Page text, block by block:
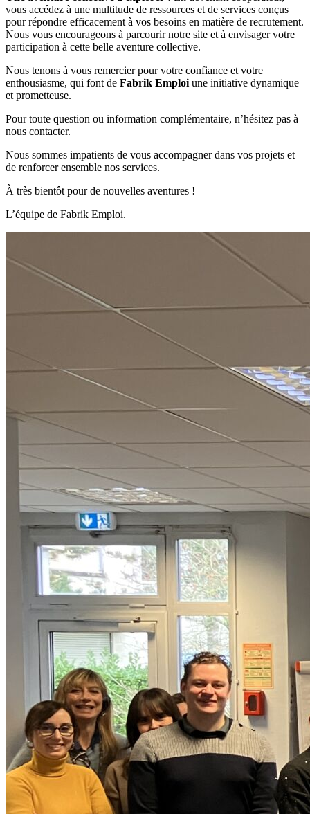
vous accédez à une multitude de ressources et de services conçus
pour répondre efficacement à vos besoins en matière de recrutement.
Nous vous encourageons à parcourir notre site et à envisager votre
participation à cette belle aventure collective.
Nous tenons à vous remercier pour votre confiance et votre
enthousiasme, qui font de Fabrik Emploi une initiative dynamique
et prometteuse.
Pour toute question ou information complémentaire, n’hésitez pas à
nous contacter.
Nous sommes impatients de vous accompagner dans vos projets et
de renforcer ensemble nos services.
À très bientôt pour de nouvelles aventures !
L’équipe de Fabrik Emploi.